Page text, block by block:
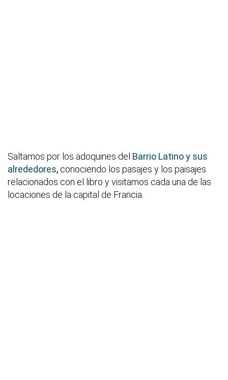
Saltamos por los adoquines del Barrio Latino y sus
alrededores, conociendo los pasajes y los paisajes
relacionados con el libro y visitamos cada una de las
locaciones de la capital de Francia.